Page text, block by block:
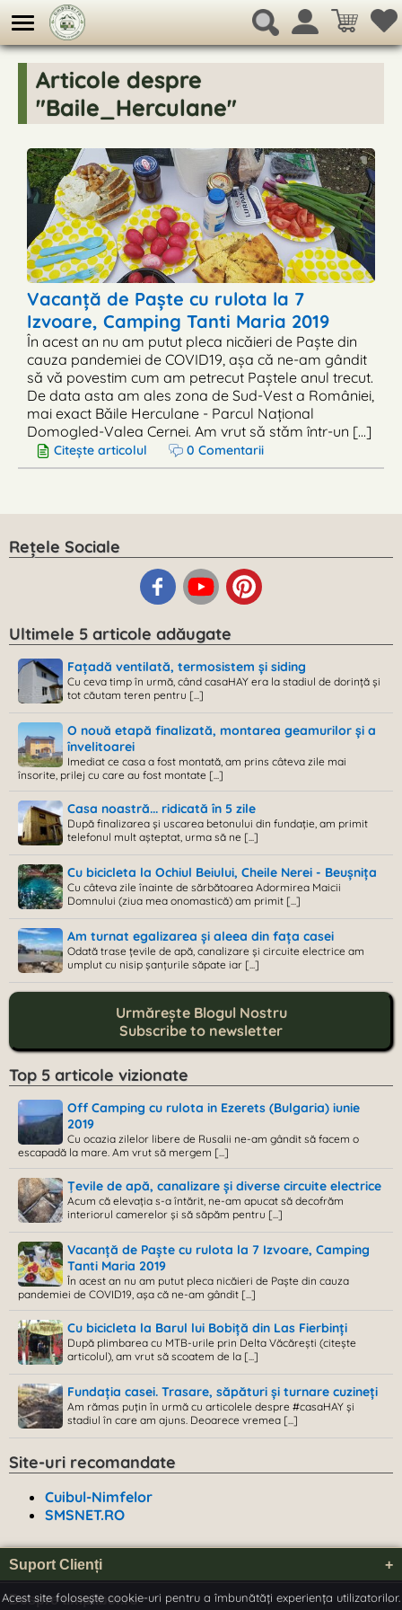
Articole despre
"Baile_Herculane"
Vacanță de Paște cu rulota la 7
Izvoare, Camping Tanti Maria 2019
În acest an nu am putut pleca nicăieri de Paște din
cauza pandemiei de COVID19, așa că ne-am gândit
să vă povestim cum am petrecut Paștele anul trecut.
De data asta am ales zona de Sud-Vest a României,
mai exact Băile Herculane - Parcul Național
Domogled-Valea Cernei. Am vrut să stăm într-un [...]
Citește articolul 0 Comentarii
Rețele Sociale
Ultimele 5 articole adăugate
Fațadă ventilată, termosistem și siding
Cu ceva timp în urmă, când casaHAY era la stadiul de dorință și
tot căutam teren pentru [...]
O nouă etapă finalizată, montarea geamurilor și a
învelitoarei
Imediat ce casa a fost montată, am prins câteva zile mai
însorite, prilej cu care au fost montate [...]
Casa noastră... ridicată în 5 zile
După finalizarea și uscarea betonului din fundație, am primit
telefonul mult așteptat, urma să ne [...]
Cu bicicleta la Ochiul Beiului, Cheile Nerei - Beușnița
Cu câteva zile înainte de sărbătoarea Adormirea Maicii
Domnului (ziua mea onomastică) am primit [...]
Am turnat egalizarea și aleea din fața casei
Odată trase țevile de apă, canalizare și circuite electrice am
umplut cu nisip șanțurile săpate iar [...]
Urmărește Blogul Nostru
Subscribe to newsletter
Top 5 articole vizionate
Off Camping cu rulota in Ezerets (Bulgaria) iunie
2019
Cu ocazia zilelor libere de Rusalii ne-am gândit să facem o
escapadă la mare. Am vrut să mergem [...]
Țevile de apă, canalizare și diverse circuite electrice
Acum că elevația s-a întărit, ne-am apucat să decofrăm
interiorul camerelor și să săpăm pentru [...]
Vacanță de Paște cu rulota la 7 Izvoare, Camping
Tanti Maria 2019
În acest an nu am putut pleca nicăieri de Paște din cauza
pandemiei de COVID19, așa că ne-am gândit [...]
Cu bicicleta la Barul lui Bobiță din Las Fierbinți
După plimbarea cu MTB-urile prin Delta Văcărești (citește
articolul), am vrut să scoatem de la [...]
Fundația casei. Trasare, săpături și turnare cuzineți
Am rămas puțin în urmă cu articolele despre #casaHAY și
stadiul în care am ajuns. Deoarece vremea [...]
Site-uri recomandate
Cuibul-Nimfelor
SMSNET.RO
Suport Clienți +
Despre timpliber.ro +
Acest site folosește cookie-uri pentru a îmbunătăți experiența utilizatorilor.